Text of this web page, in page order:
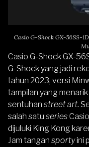
Casio G-Shock GX-56SS-
Casio G-Shock GX-
G-Shock yang jadi
tahun 2023, versi
tampilan yang
sentuhan street art.
salah satu series
dijuluki King Kong
Jam tangan sportyini